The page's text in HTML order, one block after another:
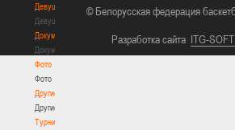
Девушки
Девушки
Документы
Документы
Фото
Фото
Другие
Другие
Турнир
© Белорусская федерация
Разработка сайта ITG-